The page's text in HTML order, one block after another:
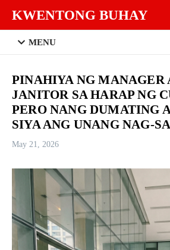
KWENTONG BUHAY
MENU
PINAHIYA NG MANAGER
JANITOR SA HARAP NG
PERO NANG DUMATING
SIYA ANG UNANG NAG-
May 21, 2026